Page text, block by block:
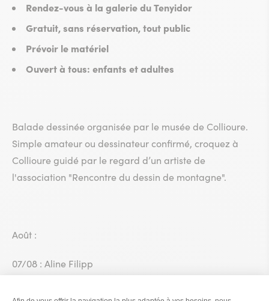
Rendez-vous à la galerie du Tenyidor
Gratuit, sans réservation, tout public
Prévoir le matériel
Ouvert à tous: enfants et adultes
Balade dessinée organisée par le musée de Collioure.
Simple amateur ou dessinateur confirmé, croquez à
Collioure guidé par le regard d’un artiste de
l'association "Rencontre du dessin de montagne".
Août :
07/08 : Aline Filipp